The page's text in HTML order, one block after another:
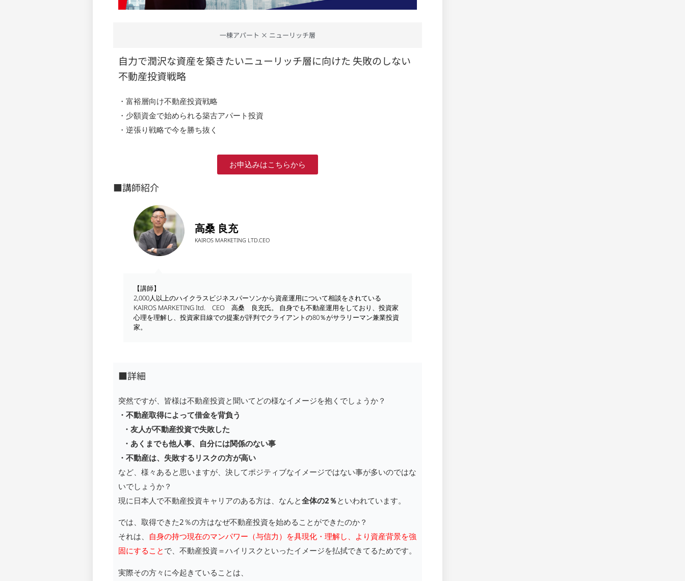
一棟アパート × ニューリッチ層
自力で潤沢な資産を築きたいニューリッチ層に向けた 失敗のしない
不動産投資戦略
・富裕層向け不動産投資戦略
・少額資金で始められる築古アパート投資
・逆張り戦略で今を勝ち抜く
お申込みはこちらから
■講師紹介
【講師】
2,000人以上のハイクラスビジネスパーソンから資産運用について相談をされている
KAIROS MARKETING Itd. CEO 高桑 良充氏。 自身でも不動産運用をしており、投資家
心理を理解し、投資家目線での提案が評判でクライアントの80％がサラリーマン兼業投資
家。
高桑 良充
KAIROS MARKETING LTD.CEO
■詳細
突然ですが、皆様は不動産投資と聞いてどの様なイメージを抱くでしょうか？
・不動産取得によって借金を背負う
・友人が不動産投資で失敗した
・あくまでも他人事、自分には関係のない事
・不動産は、失敗するリスクの方が高い
など、様々あると思いますが、決してポジティブなイメージではない事が多いのではな
いでしょうか？
現に日本人で不動産投資キャリアのある方は、なんと全体の2％といわれています。
では、取得できた2％の方はなぜ不動産投資を始めることができたのか？
それは、 自身の持つ現在のマンパワー（与信力）を具現化・理解し、より資産背景を強
固にすること で、不動産投資＝ハイリスクといったイメージを払拭できてるためです。
実際その方々に今起きていることは、